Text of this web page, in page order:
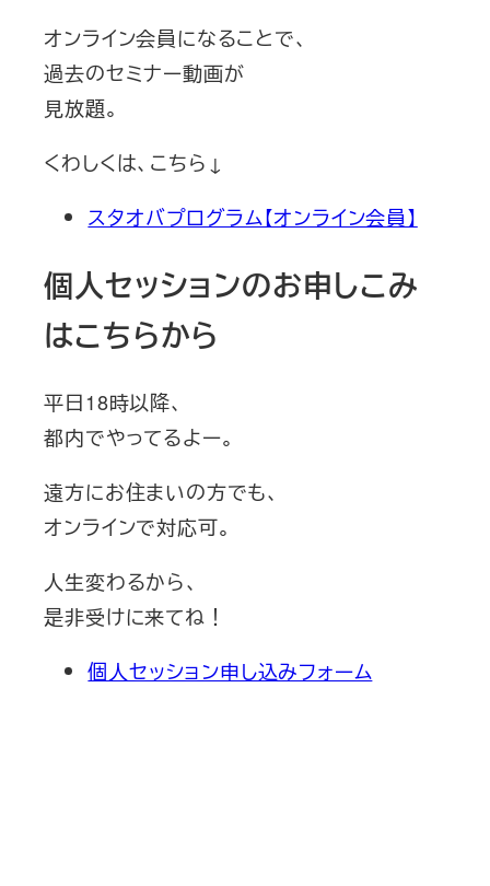
オンライン会員になることで、
過去のセミナー動画が
見放題。
くわしくは、こちら↓
スタオバプログラム【オンライン会員】
個人セッションのお申しこみ
はこちらから
平日18時以降、
都内でやってるよー。
遠方にお住まいの方でも、
オンラインで対応可。
人生変わるから、
是非受けに来てね！
個人セッション申し込みフォーム